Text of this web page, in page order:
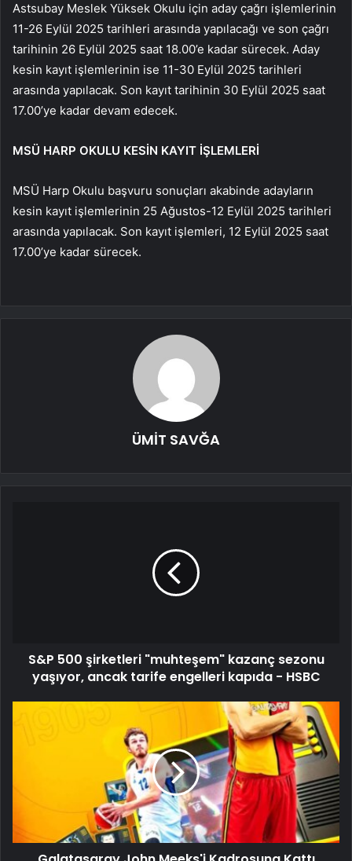
Astsubay Meslek Yüksek Okulu için aday çağrı işlemlerinin
11-26 Eylül 2025 tarihleri arasında yapılacağı ve son çağrı
tarihinin 26 Eylül 2025 saat 18.00’e kadar sürecek. Aday
kesin kayıt işlemlerinin ise 11-30 Eylül 2025 tarihleri
arasında yapılacak. Son kayıt tarihinin 30 Eylül 2025 saat
17.00’ye kadar devam edecek.
MSÜ HARP OKULU KESİN KAYIT İŞLEMLERİ
MSÜ Harp Okulu başvuru sonuçları akabinde adayların
kesin kayıt işlemlerinin 25 Ağustos-12 Eylül 2025 tarihleri
arasında yapılacak. Son kayıt işlemleri, 12 Eylül 2025 saat
17.00’ye kadar sürecek.
ÜMİT SAVĞA
S&P 500 şirketleri "muhteşem" kazanç sezonu
yaşıyor, ancak tarife engelleri kapıda - HSBC